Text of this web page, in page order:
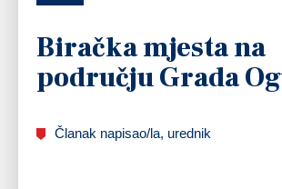
Biračka mjesta na
području Grada
Članak napisao/la, urednik